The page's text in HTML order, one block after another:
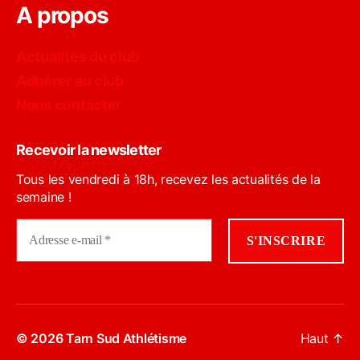
A propos
Recevoir la newsletter
Tous les vendredi à 18h, recevez les actualités de la
semaine !
© 2026Tarn Sud Athlétisme Haut ↑